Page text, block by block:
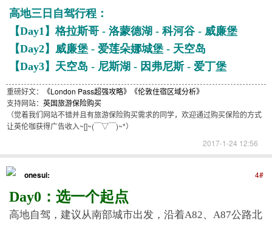
高地三日自驾行程：
【Day1】格拉斯哥 - 洛蒙德湖 - 科河谷 - 威廉堡
【Day2】威廉堡 - 爱莲朵娜城堡 - 天空岛
【Day3】天空岛 - 尼斯湖 - 因弗尼斯 - 爱丁堡
重磅好文： 《London Pass超强攻略》
《伦敦住宿区域分析》
支持网站： 英国旅游保险购买
（觉着我们网站不错并且有旅游保险购买需求的同学，欢迎通过购买保险的方式
让英伦咖获得广告收入~[]~(￣▽￣)~*）
2017-1-24 12:56
4#
onesui:
Day0：选一个起点
高地自驾，建议从南部城市出发，沿着A82、A87公路北